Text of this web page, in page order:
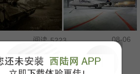
阅读 5223 08-06
露出来了，“生命线”告急